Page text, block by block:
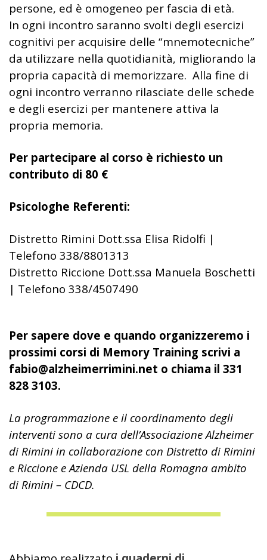
persone, ed è omogeneo per fascia di età.
In ogni incontro saranno svolti degli esercizi
cognitivi per acquisire delle “mnemotecniche”
da utilizzare nella quotidianità, migliorando la
propria capacità di memorizzare. Alla fine di
ogni incontro verranno rilasciate delle schede
e degli esercizi per mantenere attiva la
propria memoria.
Per partecipare al corso è richiesto un
contributo di 80 €
Psicologhe Referenti:
Distretto Rimini Dott.ssa Elisa Ridolfi |
Telefono 338/8801313
Distretto Riccione Dott.ssa Manuela Boschetti
| Telefono 338/4507490
Per sapere dove e quando organizzeremo i
prossimi corsi di Memory Training scrivi a
fabio@alzheimerrimini.net o chiama il 331
828 3103.
La programmazione e il coordinamento degli
interventi sono a cura dell’Associazione Alzheimer
di Rimini in collaborazione con Distretto di Rimini
e Riccione e Azienda USL della Romagna ambito
di Rimini – CDCD.